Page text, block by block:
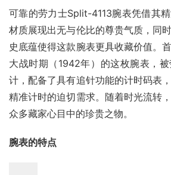
可靠的劳力士Split-4113腕表凭借其
材质展现出无与伦比的尊贵气质，同
史底蕴使得这款腕表更具收藏价值。
大战时期（1942年）的这枚腕表，
计，配备了具有追针功能的计时码表
精准计时的迫切需求。随着时光流转
众多藏家心目中的珍贵之物。
腕表的特点